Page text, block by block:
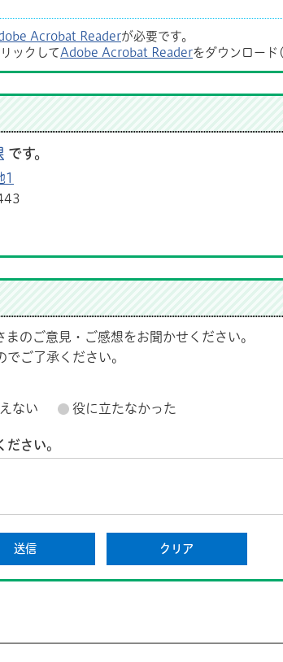
Acrobat Readerが必要です。
ックして Adobe Acrobat Readerをダウンロード
です。
1
のご意見・ご感想をお聞かせください。
ご了承ください。
ない 役に立たなかった
さい。